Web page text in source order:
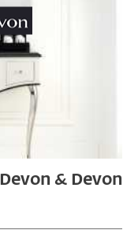
Devon & Devon